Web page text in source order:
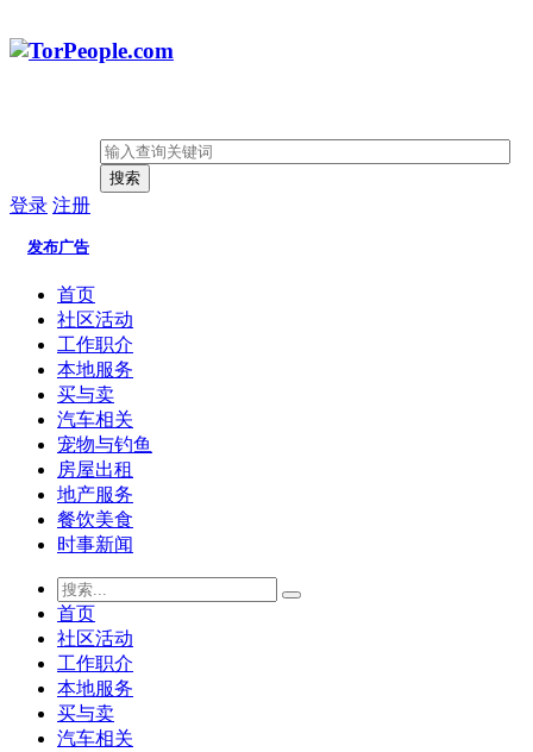
搜索
登录 注册
发布广告
首页
社区活动
工作职介
本地服务
买与卖
汽车相关
宠物与钓鱼
房屋出租
地产服务
餐饮美食
时事新闻
首页
社区活动
工作职介
本地服务
买与卖
汽车相关